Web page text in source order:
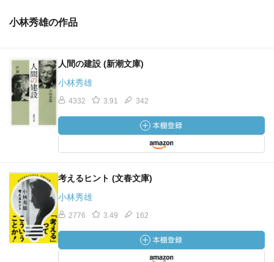
小林秀雄の作品
人間の建設 (新潮文庫)
小林秀雄
4332 3.91 342
考えるヒント (文春文庫)
小林秀雄
2776 3.49 162